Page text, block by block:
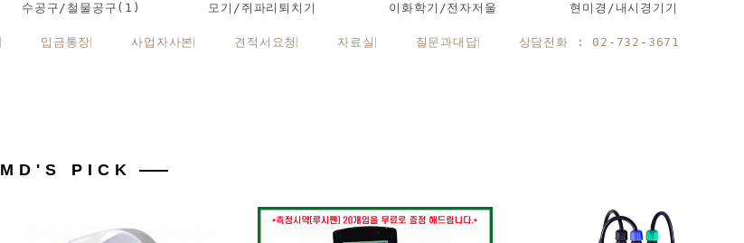
수공구/철물공구(1) 모기/쥐파리퇴치기 이화학기/전자저울 현미경/내시경기기
입금통장 사업자사본 견적서요청 자료실 질문과대답 상담전화 : 02-732-3671
MD'S PICK